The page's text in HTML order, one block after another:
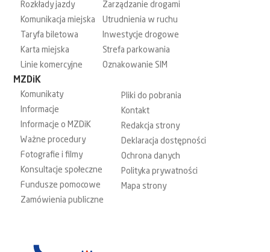
Rozkłady jazdy
Komunikacja miejska
Taryfa biletowa
Karta miejska
Linie komercyjne
Zarządzanie drogami
Utrudnienia w ruchu
Inwestycje drogowe
Strefa parkowania
Oznakowanie SIM
MZDiK
Komunikaty
Informacje
Informacje o MZDiK
Ważne procedury
Fotografie i filmy
Konsultacje społeczne
Fundusze pomocowe
Zamówienia publiczne
Pliki do pobrania
Kontakt
Redakcja strony
Deklaracja dostępności
Ochrona danych
Polityka prywatności
Mapa strony